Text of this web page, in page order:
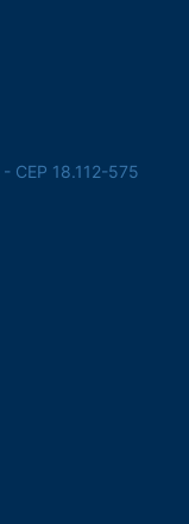
CEP 18.112-575